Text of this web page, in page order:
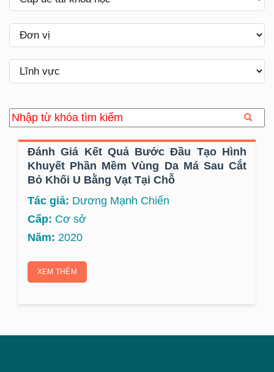
Đánh Giá Kết Quả Bước Đầu Tạo Hình
Khuyết Phần Mềm Vùng Da Má Sau Cắt
Bỏ Khối U Bằng Vạt Tại Chỗ
Tác giả: Dương Mạnh Chiến
Cấp: Cơ sở
Năm: 2020
XEM THÊM